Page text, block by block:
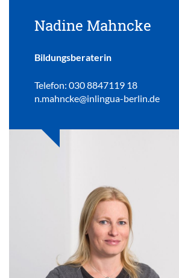
Nadine Mahncke
Bildungsberaterin
Telefon: 030 8847119 18
n.mahncke@inlingua-berlin.de